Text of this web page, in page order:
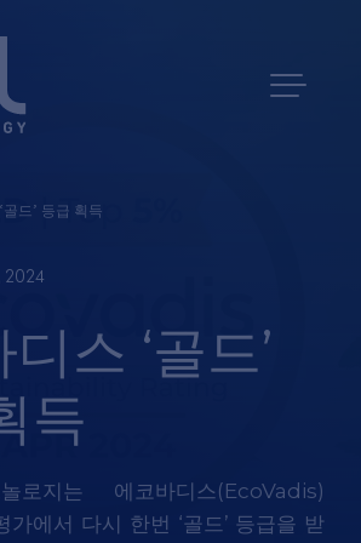
드’ 등급 획득
2024
스 ‘골드’
득
로지는 에코바디스(EcoVadis)
가에서 다시 한번 ‘골드’ 등급을 받